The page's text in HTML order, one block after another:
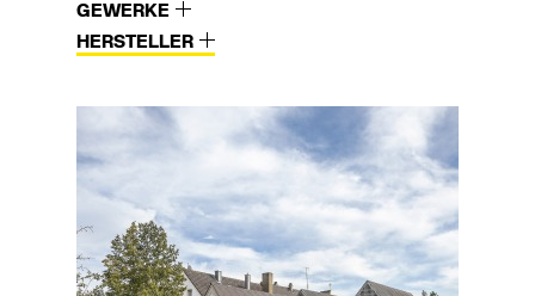
GEWERKE
HERSTELLER